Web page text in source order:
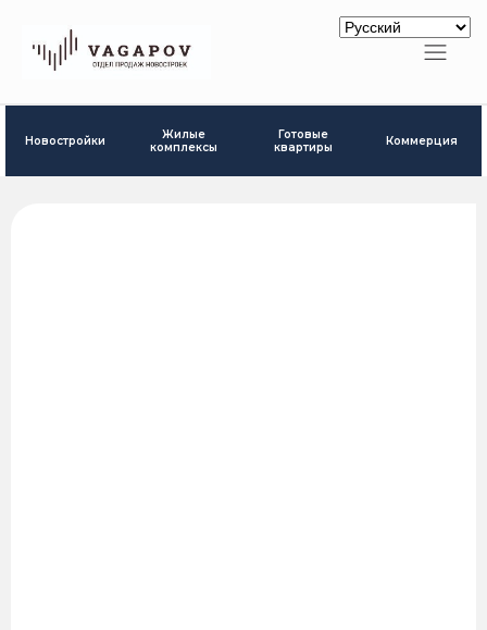
Новостройки
Жилые
комплексы
Готовые
квартиры
Коммерция